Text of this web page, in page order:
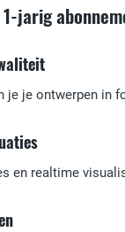
jarig
je je ontwerpen in
en realtime